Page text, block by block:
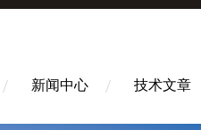
新闻中心 技术文章